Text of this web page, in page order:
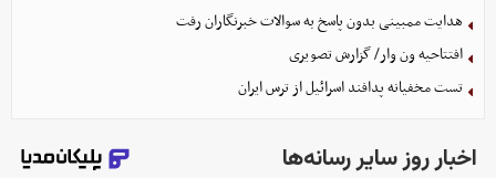
هدایت ممبینی بدون پاسخ به سوالات خبرنگاران رفت
افتتاحیه ون وار/ گزارش تصویری
تست مخفیانه پدافند اسرائیل از ترس ایران